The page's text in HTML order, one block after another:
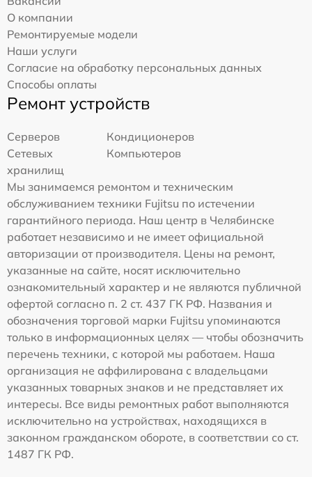
О компании
Ремонтируемые модели
Наши услуги
Согласие на обработку персональных данных
Способы оплаты
Ремонт устройств
Серверов
Кондиционеров
Сетевых
хранилищ
Компьютеров
Мы занимаемся ремонтом и техническим
обслуживанием техники Fujitsu по истечении
гарантийного периода. Наш центр в Челябинске
работает независимо и не имеет официальной
авторизации от производителя. Цены на ремонт,
указанные на сайте, носят исключительно
ознакомительный характер и не являются публичной
офертой согласно п. 2 ст. 437 ГК РФ. Названия и
обозначения торговой марки Fujitsu упоминаются
только в информационных целях — чтобы обозначить
перечень техники, с которой мы работаем. Наша
организация не аффилирована с владельцами
указанных товарных знаков и не представляет их
интересы. Все виды ремонтных работ выполняются
исключительно на устройствах, находящихся в
законном гражданском обороте, в соответствии со ст.
1487 ГК РФ.